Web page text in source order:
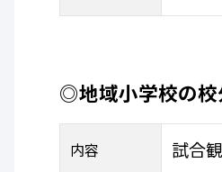
◎地域小学校の
内容 試合